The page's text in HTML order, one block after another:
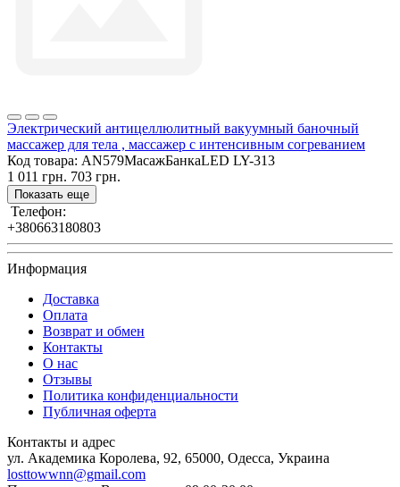
Электрический антицеллюлитный вакуумный баночный
массажер для тела , массажер с интенсивным согреванием
Код товара: AN579МасажБанкаLED LY-313
1 011 грн. 703 грн.
Показать еще
Телефон:
+380663180803
Информация
Доставка
Оплата
Возврат и обмен
Контакты
О нас
Отзывы
Политика конфиденциальности
Публичная оферта
Контакты и адрес
ул. Академика Королева, 92, 65000, Одесса, Украина
losttowwnn@gmail.com